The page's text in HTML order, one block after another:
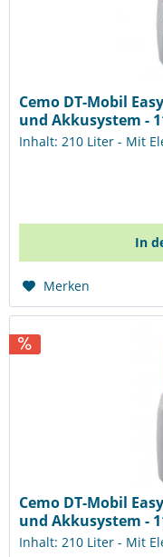
Cemo DT-Mobil
und Akkusystem -
Inhalt: 210 Liter - Mit
In
Merken
Cemo DT-Mobil
und Akkusystem -
Inhalt: 210 Liter - Mit